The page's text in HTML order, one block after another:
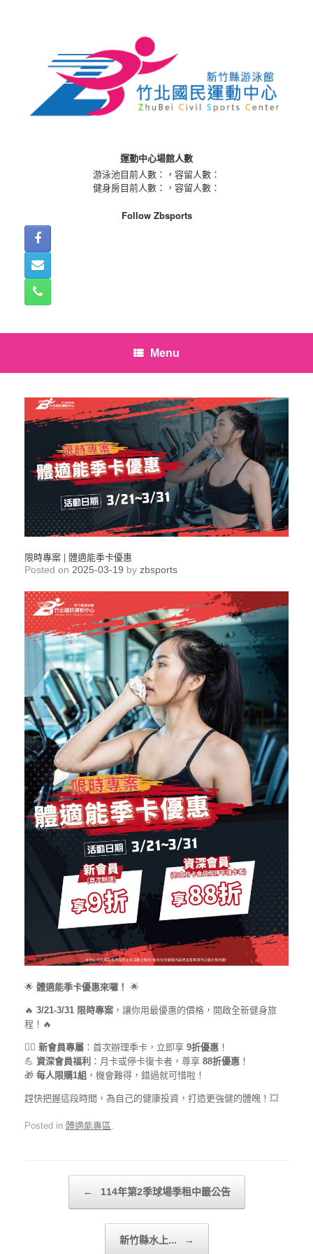
運動中心場館人數
游泳池目前人數：
，容留人數：
健身房目前人數：
，容留人數：
Follow Zbsports
Menu
限時專案 | 體適能季卡優惠
Posted on 2025-03-19 by zbsports
🌟 體適能季卡優惠來囉！ 🌟
🔥 3/21-3/31 限時專案 ，讓你用最優惠的價格，開啟全新健身旅
程！🔥
🏃‍♀️ 新會員專屬 ：首次辦理季卡，立即享 9折優惠 ！
💪 資深會員福利 ：月卡或停卡復卡者，尊享 88折優惠 ！
🎁 每人限購1組 ，機會難得，錯過就可惜啦！
趕快把握這段時間，為自己的健康投資，打造更強健的體魄！💥
Posted in 體適能專區.
← 114年第2季球場季租中籤公告
新竹縣水上... →